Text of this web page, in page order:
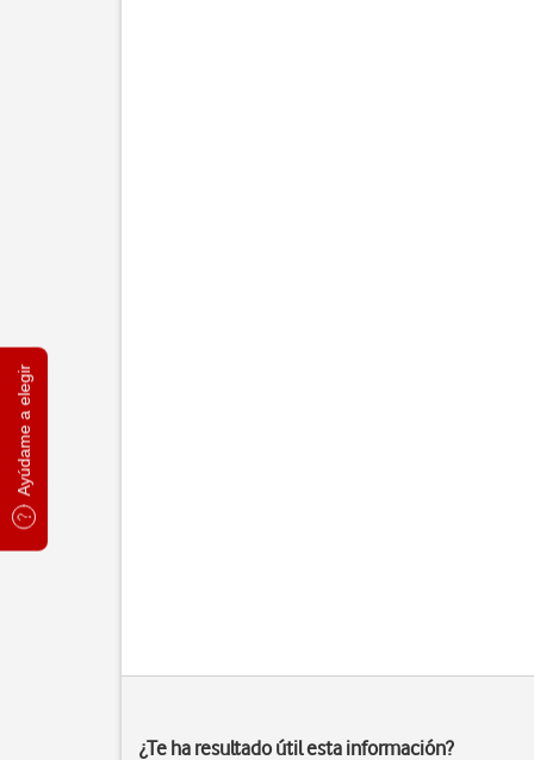
Ayúdame a elegir
¿Te ha resultado útil esta información?